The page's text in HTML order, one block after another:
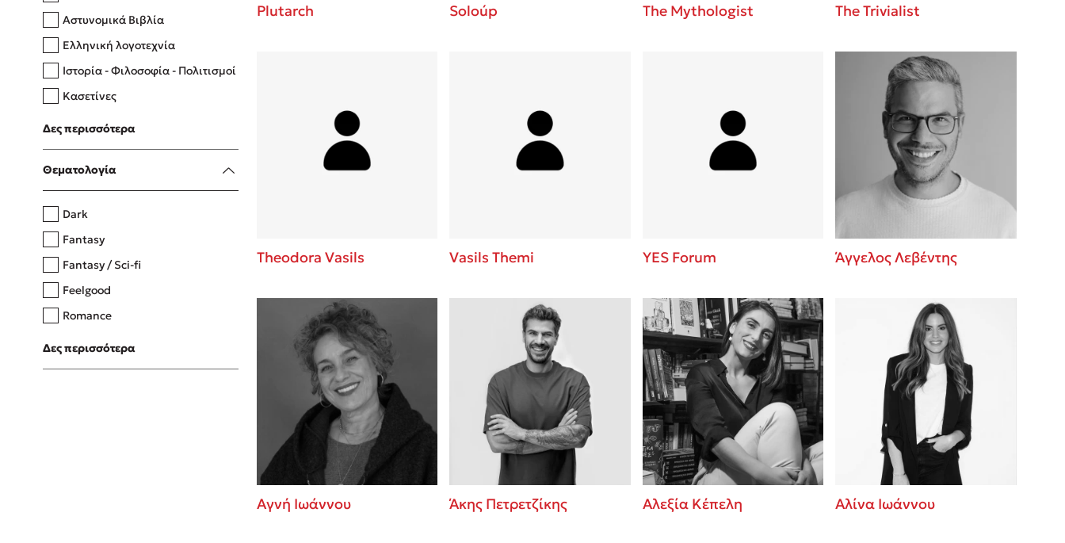
Δανάη Δεληγεώργη
Πάνω, κάτω, μπροστά, πίσω
Η μέθοδος Αφήστε τους
Αστυνομικά Βιβλία
Ελληνική λογοτεχνία
Ιστορία - Φιλοσοφία - Πολιτισμοί
Κασετίνες
Λευκώματα - Έγχρωμοι οδηγοί
Μαγειρική
Δες περισσότερα
Θεματολογία
Dark
Fantasy
Fantasy / Sci-fi
Feelgood
Romance
Upmarket
Young Adult
Δες περισσότερα
Plutarch Soloúp The Mythologist The Trivialist
Theodora Vasils Vasils Themi YES Forum Άγγελος Λεβέντης
Αγνή Ιωάννου Άκης Πετρετζίκης Αλεξία Κέπελη Αλίνα Ιωάννου